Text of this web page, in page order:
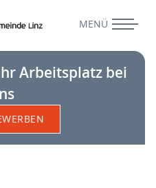
Arbeitsplatz bei